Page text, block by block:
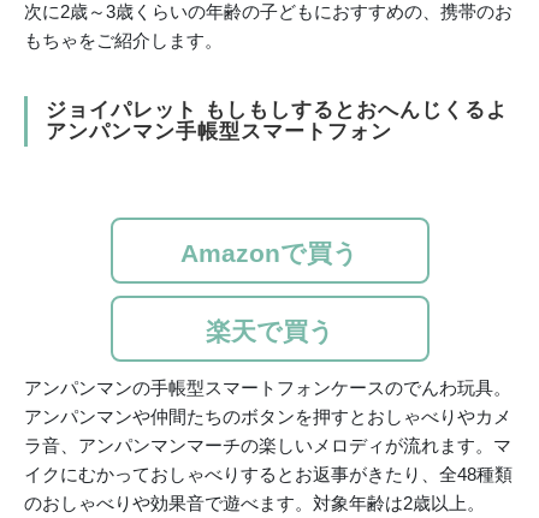
次に2歳～3歳くらいの年齢の子どもにおすすめの、携帯のお
もちゃをご紹介します。
ジョイパレット もしもしするとおへんじくるよ
アンパンマン手帳型スマートフォン
Amazonで買う
楽天で買う
アンパンマンの手帳型スマートフォンケースのでんわ玩具。
アンパンマンや仲間たちのボタンを押すとおしゃべりやカメ
ラ音、アンパンマンマーチの楽しいメロディが流れます。マ
イクにむかっておしゃべりするとお返事がきたり、全48種類
のおしゃべりや効果音で遊べます。対象年齢は2歳以上。